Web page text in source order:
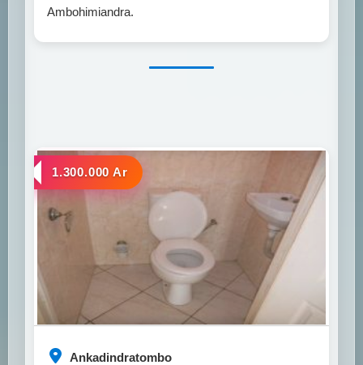
Ambohimiandra.
Ankadindratombo
a louer
1.300.000 Ar